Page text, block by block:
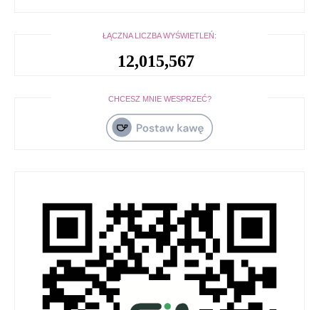
ŁĄCZNA LICZBA WYŚWIETLEŃ:
12,015,567
CHCESZ MNIE WESPRZEĆ?